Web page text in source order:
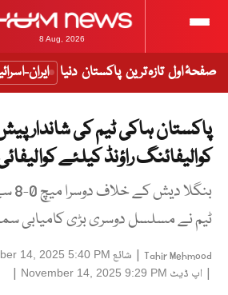
8 Aug, 2026
صفحۂ اول تازہ ترین پاکستان دنیا ایران-
پاکستان ہاکی ٹیم کی شاندار
کوالیفائنگ راؤنڈ کیلئے
ٹیم نے مسلسل دوسری بڑی کامیابی
Tahir Mehmood
| شائع 14, 2025 5:40 PM
| اپ ڈیٹ November 14, 2025 9:29 PM
|